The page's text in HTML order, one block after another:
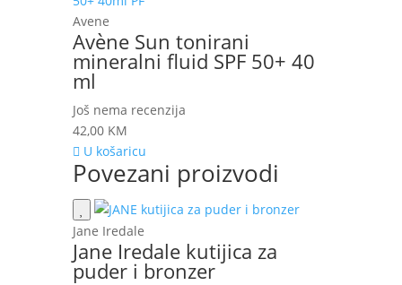
Avene
Avène Sun tonirani
mineralni fluid SPF 50+ 40
ml
Još nema recenzija
42,00 KM
U košaricu
Povezani proizvodi
Jane Iredale
Jane Iredale kutijica za
puder i bronzer